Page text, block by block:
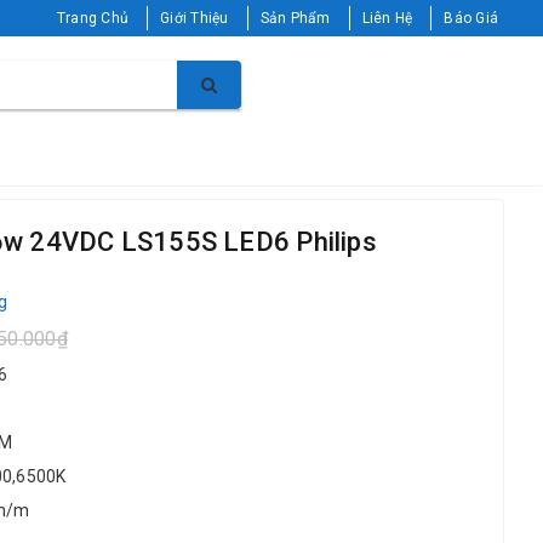
Trang Chủ Giới Thiệu Sản Phẩm Liên Hệ Báo Giá
24VDC LS155S LED6 Philips
m